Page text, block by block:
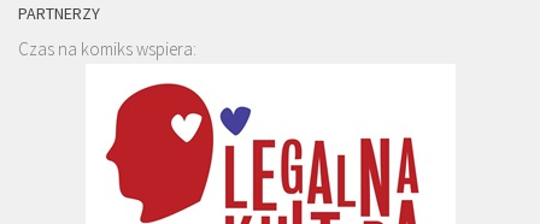
PARTNERZY
Czas na komiks wspiera: